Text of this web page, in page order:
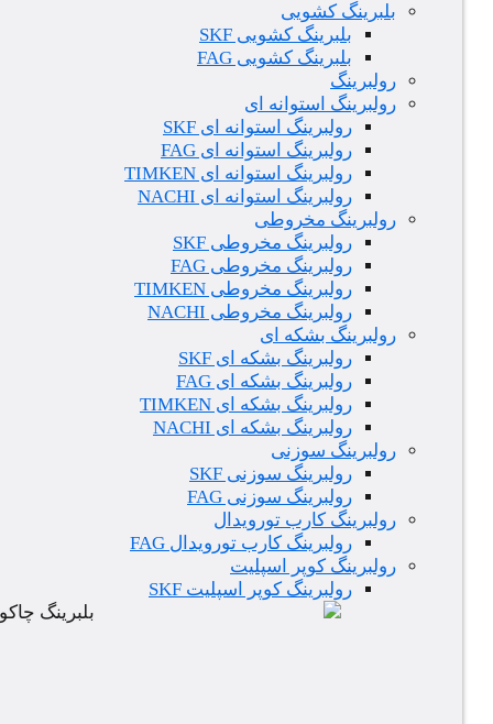
بلبرینگ کشویی
بلبرینگ کشویی SKF
بلبرینگ کشویی FAG
رولبرینگ
رولبرینگ استوانه ای
رولبرینگ استوانه ای SKF
رولبرینگ استوانه ای FAG
رولبرینگ استوانه ای TIMKEN
رولبرینگ استوانه ای NACHI
رولبرینگ مخروطی
رولبرینگ مخروطی SKF
رولبرینگ مخروطی FAG
رولبرینگ مخروطی TIMKEN
رولبرینگ مخروطی NACHI
رولبرینگ بشکه ای
رولبرینگ بشکه ای SKF
رولبرینگ بشکه ای FAG
رولبرینگ بشکه ای TIMKEN
رولبرینگ بشکه ای NACHI
رولبرینگ سوزنی
رولبرینگ سوزنی SKF
رولبرینگ سوزنی FAG
رولبرینگ کارب تورویدال
رولبرینگ کارب تورویدال FAG
رولبرینگ کوپر اسپلیت
رولبرینگ کوپر اسپلیت SKF